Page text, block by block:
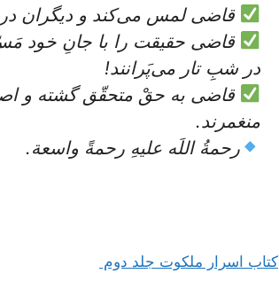
قاضی لمس می‌کند و دیگران
قاضی حقیقت را با جانِ خود
در شبِ تار می‌پَرانند!
قاضی به حقْ متحقّق گشته و
منغمرند.
رحمةُ اللَه علیهِ رحمةً واسعة.
کتاب اسرار ملکوت جلد دوم